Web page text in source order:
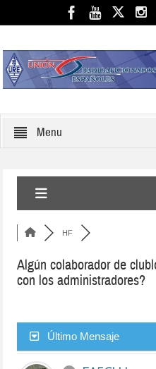
Menu
HF
Algún colaborador de
con los administradores?
Último Mensaje